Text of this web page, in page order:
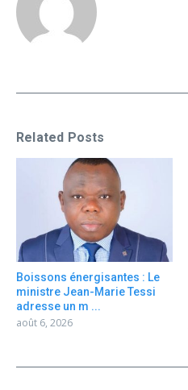
Related Posts
Boissons énergisantes : Le
ministre Jean-Marie Tessi
adresse un m ...
août 6, 2026